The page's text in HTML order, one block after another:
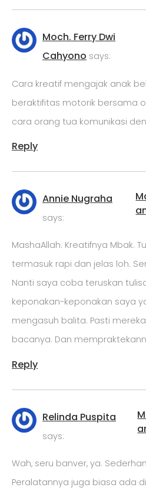
Moch. Ferry Dwi
Cahyono says:
Cara kreatif mengajak anak
beraktifitas motorik bersama
cara orang tua komunikasi
Reply
Annie Nugraha
says:
MashaAllah. Kreatifnya Mbak.
termasuk rapi dan jelas loh.
Nanti saya coba teruskan
keponakan-keponakan saya
mengasuh balita. Pasti
bacanya. Dan
Reply
Relinda Puspita
says:
Wah, seru banver, ya.
Peralatannya juga biasa ada